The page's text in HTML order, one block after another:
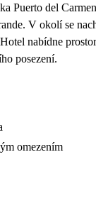
Puerto del
V okolí se
nabídne
posezení.
omezením